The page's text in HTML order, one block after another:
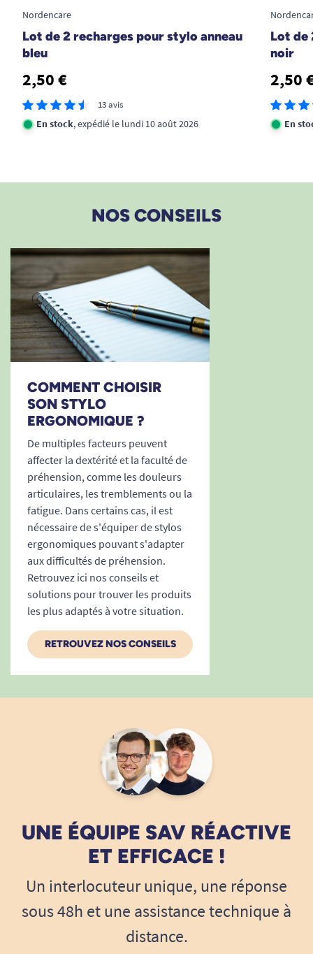
Nordencare
Lot de 2 recharges pour stylo anneau
bleu
2,50 €
13 avis
En stock, expédié le lundi 10 août 2026
Lot de
noir
2,50
En
NOS CONSEILS
COMMENT CHOISIR
SON STYLO
ERGONOMIQUE ?
De multiples facteurs peuvent
affecter la dextérité et la faculté de
préhension, comme les douleurs
articulaires, les tremblements ou la
fatigue. Dans certains cas, il est
nécessaire de s'équiper de stylos
ergonomiques pouvant s'adapter
aux difficultés de préhension.
Retrouvez ici nos conseils et
solutions pour trouver les produits
les plus adaptés à votre situation.
RETROUVEZ NOS CONSEILS
UNE ÉQUIPE SAV RÉACTIVE
ET EFFICACE !
Un interlocuteur unique, une réponse
sous 48h et une assistance technique à
distance.